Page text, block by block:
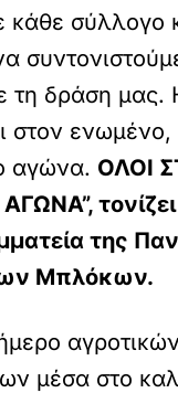
κάθε σύλλογο
τη δράση μας.
στον ενωμένο,
αγώνα. ΟΛΟΙ
της
Μπλόκων.
αγροτικών
μέσα στο